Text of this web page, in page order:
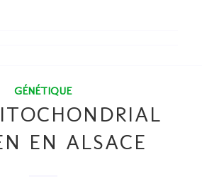
GÉNÉTIQUE
EN ALSACE